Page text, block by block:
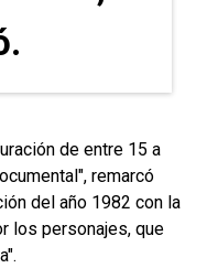
de entre 15 a
remarcó
del año 1982 con la
los personajes, que